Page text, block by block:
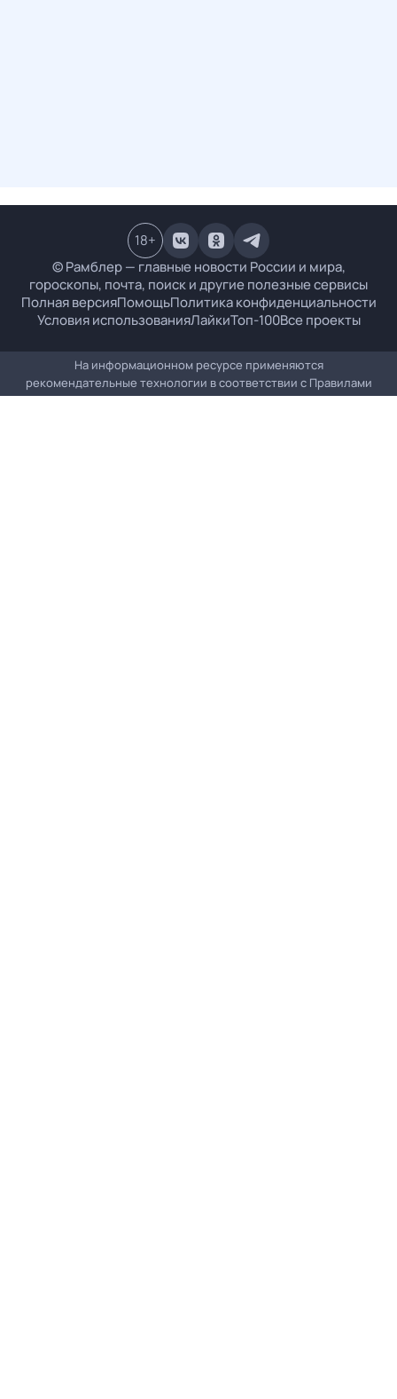
© Рамблер — главные новости России и мира,
гороскопы, почта, поиск и другие полезные сервисы
Полная версияПомощьПолитика конфиденциальности
Условия использованияЛайкиТоп-100Все проекты
18+
На информационном ресурсе применяются
рекомендательные технологии в соответствии с Правилами